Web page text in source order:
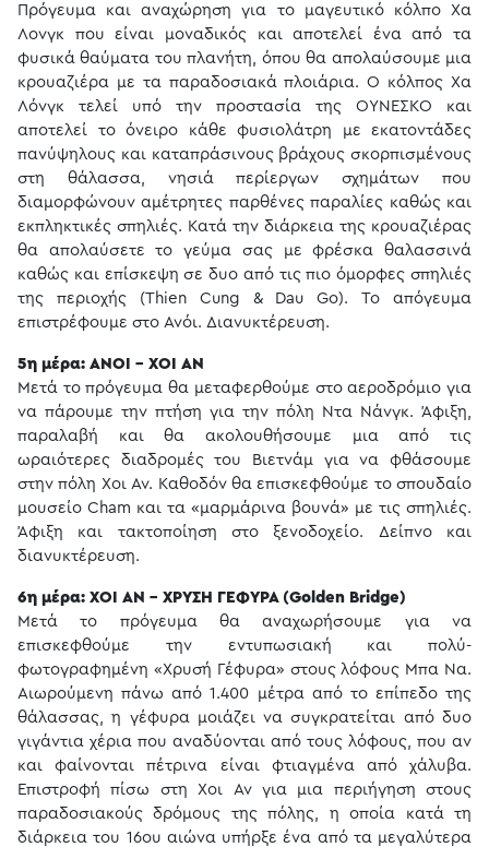
Πρόγευμα και αναχώρηση για το μαγευτικό κόλπο Χα
Λονγκ που είναι μοναδικός και αποτελεί ένα από τα
φυσικά θαύματα του πλανήτη, όπου θα απολαύσουμε μια
κρουαζιέρα με τα παραδοσιακά πλοιάρια. Ο κόλπος Χα
Λόνγκ τελεί υπό την προστασία της ΟΥΝΕΣΚΟ και
αποτελεί το όνειρο κάθε φυσιολάτρη με εκατοντάδες
πανύψηλους και καταπράσινους βράχους σκορπισμένους
στη θάλασσα, νησιά περίεργων σχημάτων που
διαμορφώνουν αμέτρητες παρθένες παραλίες καθώς και
εκπληκτικές σπηλιές. Κατά την διάρκεια της κρουαζιέρας
θα απολαύσετε το γεύμα σας με φρέσκα θαλασσινά
καθώς και επίσκεψη σε δυο από τις πιο όμορφες σπηλιές
της περιοχής (Thien Cung & Dau Go). Το απόγευμα
επιστρέφουμε στο Ανόι. Διανυκτέρευση.
5η μέρα: ΑΝΟΙ - ΧΟΙ ΑΝ
Μετά το πρόγευμα θα μεταφερθούμε στο αεροδρόμιο για
να πάρουμε την πτήση για την πόλη Ντα Νάνγκ. Άφιξη,
παραλαβή και θα ακολουθήσουμε μια από τις
ωραιότερες διαδρομές του Βιετνάμ για να φθάσουμε
στην πόλη Χοι Αν. Καθοδόν θα επισκεφθούμε το σπουδαίο
μουσείο Cham και τα «μαρμάρινα βουνά» με τις σπηλιές.
Άφιξη και τακτοποίηση στο ξενοδοχείο. Δείπνο και
διανυκτέρευση.
6η μέρα: ΧΟΙ ΑΝ - ΧΡΥΣΗ ΓΕΦΥΡΑ (Golden Bridge)
Μετά το πρόγευμα θα αναχωρήσουμε για να
επισκεφθούμε την εντυπωσιακή και πολύ-
φωτογραφημένη «Χρυσή Γέφυρα» στους λόφους Μπα Να.
Αιωρούμενη πάνω από 1.400 μέτρα από το επίπεδο της
θάλασσας, η γέφυρα μοιάζει να συγκρατείται από δυο
γιγάντια χέρια που αναδύονται από τους λόφους, που αν
και φαίνονται πέτρινα είναι φτιαγμένα από χάλυβα.
Επιστροφή πίσω στη Χοι Αν για μια περιήγηση στους
παραδοσιακούς δρόμους της πόλης, η οποία κατά τη
διάρκεια του 16ου αιώνα υπήρξε ένα από τα μεγαλύτερα